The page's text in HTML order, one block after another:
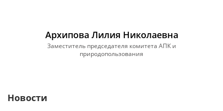
Архипова Лилия Николаевна
Заместитель председателя комитета АПК и
природопользования
Новости